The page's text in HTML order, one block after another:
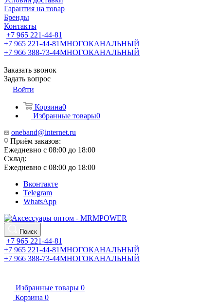
Гарантия на товар
Бренды
Контакты
+7 965 221-44-81
+7 965 221-44-81МНОГОКАНАЛЬНЫЙ
+7 966 388-73-44МНОГОКАНАЛЬНЫЙ
Заказать звонок
Задать вопрос
Войти
Корзина0
Избранные товары0
oneband@internet.ru
Приём заказов:
Ежедневно с 08:00 до 18:00
Склад:
Ежедневно с 08:00 до 18:00
Вконтакте
Telegram
WhatsApp
Поиск
+7 965 221-44-81
+7 965 221-44-81МНОГОКАНАЛЬНЫЙ
+7 966 388-73-44МНОГОКАНАЛЬНЫЙ
Избранные товары 0
Корзина 0